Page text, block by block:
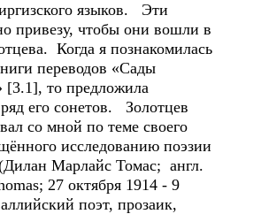
языков. Эти
привезу, чтобы они вошли в
Когда я познакомилась
переводов «Сады
[3.1], то предложила
его сонетов. Золотцев
со мной по теме своего
исследованию поэзии
Марлайс Томас; англ.
27 октября 1914 - 9
поэт, прозаик,